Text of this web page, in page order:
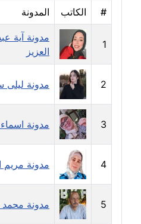
عاملة
مدونة زينب حمدي
عاملة
مدونة سارة
عاملة
مدونة سارة
عاملة
مدونة سارة سعيد
عاملة
مدونة سالي علاء
# الكاتب المدونة
1
مدونة آية
العزيز
2 مدونة
3 مدونة
4 مدونة مريم
5 مدونة